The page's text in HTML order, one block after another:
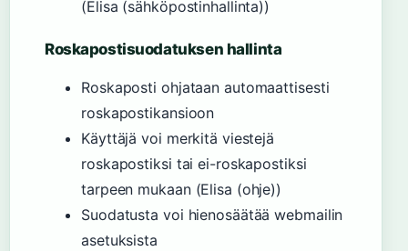
(Elisa (sähköpostinhallinta))
Roskapostisuodatuksen hallinta
Roskaposti ohjataan automaattisesti
roskapostikansioon
Käyttäjä voi merkitä viestejä
roskapostiksi tai ei-roskapostiksi
tarpeen mukaan (Elisa (ohje))
Suodatusta voi hienosäätää webmailin
asetuksista